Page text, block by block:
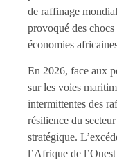
de raffinage
provoqué des
économies
En 2026, face aux
sur les voies
intermittentes des
résilience du
stratégique.
l’Afrique de